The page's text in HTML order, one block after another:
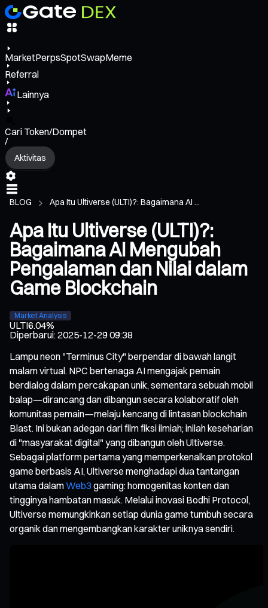
MarketPerpsSpotSwapMeme
Referral
Lainnya
Cari Token/Dompet
/
Aktivitas
BLOG Apa Itu Ultiverse (ULTI)?: Bagaimana AI ...
Apa Itu Ultiverse (ULTI)?:
Bagaimana AI Mengubah
Pengalaman dan Nilai dalam
Game Blockchain
Market Analysis
ULTI6.04%
Diperbarui:2025-12-29 09:38
Lampu neon "Terminus City" berpendar di bawah langit
malam virtual. NPC bertenaga AI mengajak pemain
berdialog dalam percakapan unik, sementara sebuah mobil
balap—dirancang dan dibangun secara kolaboratif oleh
komunitas pemain—melaju kencang di lintasan blockchain
Blast. Ini bukan adegan dari film fiksi ilmiah; inilah keseharian
di "masyarakat digital" yang dibangun oleh Ultiverse.
Sebagai platform pertama yang memperkenalkan protokol
game berbasis AI, Ultiverse menghadapi dua tantangan
utama dalamWeb3 gaming: homogenitas konten dan
tingginya hambatan masuk. Melalui inovasi Bodhi Protocol,
Ultiverse memungkinkan setiap dunia game tumbuh secara
organik dan mengembangkan karakter uniknya sendiri.